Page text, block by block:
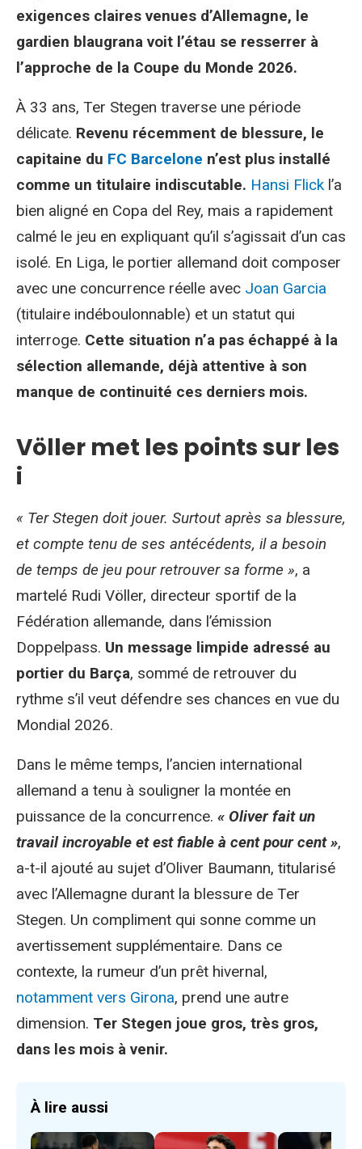
exigences claires venues d’Allemagne, le
gardien blaugrana voit l’étau se resserrer à
l’approche de la Coupe du Monde 2026.
À 33 ans, Ter Stegen traverse une période
délicate. Revenu récemment de blessure, le
capitaine du FC Barcelone n’est plus installé
comme un titulaire indiscutable. Hansi Flick l’a
bien aligné en Copa del Rey, mais a rapidement
calmé le jeu en expliquant qu’il s’agissait d’un cas
isolé. En Liga, le portier allemand doit composer
avec une concurrence réelle avec Joan Garcia
(titulaire indéboulonnable) et un statut qui
interroge. Cette situation n’a pas échappé à la
sélection allemande, déjà attentive à son
manque de continuité ces derniers mois.
Völler met les points sur les
i
« Ter Stegen doit jouer. Surtout après sa blessure,
et compte tenu de ses antécédents, il a besoin
de temps de jeu pour retrouver sa forme », a
martelé Rudi Völler, directeur sportif de la
Fédération allemande, dans l’émission
Doppelpass. Un message limpide adressé au
portier du Barça, sommé de retrouver du
rythme s’il veut défendre ses chances en vue du
Mondial 2026.
Dans le même temps, l’ancien international
allemand a tenu à souligner la montée en
puissance de la concurrence. « Oliver fait un
travail incroyable et est fiable à cent pour cent »,
a-t-il ajouté au sujet d’Oliver Baumann, titularisé
avec l’Allemagne durant la blessure de Ter
Stegen. Un compliment qui sonne comme un
avertissement supplémentaire. Dans ce
contexte, la rumeur d’un prêt hivernal,
notamment vers Girona, prend une autre
dimension. Ter Stegen joue gros, très gros,
dans les mois à venir.
À lire aussi